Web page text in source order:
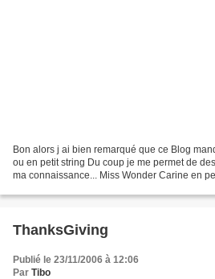
Bon alors j ai bien remarqué que ce Blog
ou en petit string Du coup je me permet de
ma connaissance... Miss Wonder Carine en
ThanksGiving
Publié le 23/11/2006 à 12:06
Par Tibo